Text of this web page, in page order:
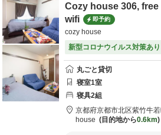
Cozy house 306,
wifi
即予約
cozy house
新型コロナウイルス対策あり
丸ごと貸切
寝室1室
寝具2組
京都府京都市北区紫竹牛
house
目的地から0.6km